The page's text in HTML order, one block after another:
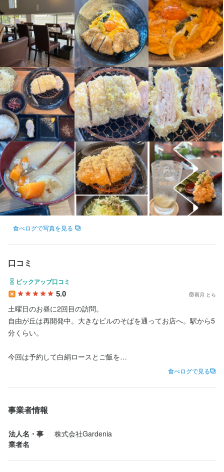
食べログで写真を見る
口コミ
ピックアップ口コミ
5.0 雨月 とら
土曜日のお昼に2回目の訪問。
自由が丘は再開発中。大きなビルのそばを通ってお店へ。駅から5
分くらい。
今回は予約して白絹ロースとご飯を
着席から20分くらいして到着。
まずは土鍋のご飯をよそってくれます。
とうもろこしとズワイカニの土鍋ご飯。
食べログで見る
事業者情報
法人名・事
業者名
株式会社Gardenia
コミュニケーション能力
歓迎スキル・経験
コミュニケーション能力
店名
食事処GOEN
勤務地
東京都目黒区自由が丘2-8-8 Lecielbleu 201
連絡先
036-826-9370
法人名・事業者名
コミュニケーション能力
歓迎スキル・経験
コミュニケーション能力
店名
食事処GOEN
勤務地
東京都目黒区自由が丘2-8-8 Lecielbleu 201
連絡先
036-826-9370
法人名・事業者名